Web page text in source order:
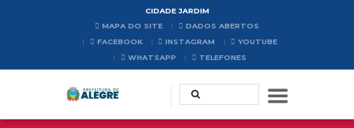
CIDADE JARDIM
MAPA DO SITE
DADOS ABERTOS
FACEBOOK
INSTAGRAM
YOUTUBE
WHATSAPP
TELEFONES